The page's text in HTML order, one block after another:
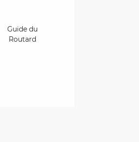
Guide du
Routard